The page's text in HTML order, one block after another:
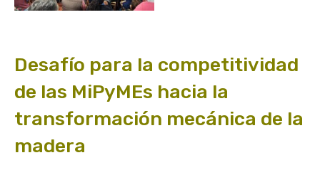
Desafío para la competitividad
de las MiPyMEs hacia la
transformación mecánica de la
madera